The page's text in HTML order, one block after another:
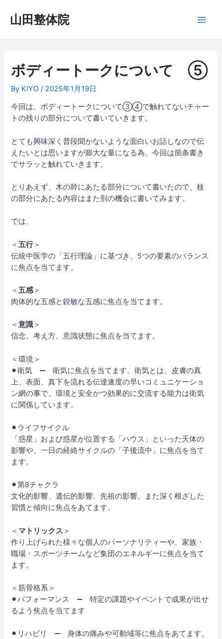
山田整体院
ボディートークについて ⑤
By KIYO/ 2025年1月19日
今回は、ボディートークについて③④で触れてないチャー
トの残りの部分について書いていきます。
とても興味深く普段聞かないような面白いお話しなので伝
えたいとは思いますが膨大な量になる為、今回は箇条書き
でサラッと触れていきます。
とりあえず、木の幹にあたる部分について書いたので、枝
の部分にあたる内容はまた別の機会に書いてみます。
では、
＜五行＞
伝統中医学の「五行理論」に基づき、5つの要素のバランス
に焦点を当てます。
＜五感＞
肉体的な五感と鋭敏な五感に焦点を当てます。
＜意識＞
信念、考え方、意識状態に焦点を当てます。
＜環境＞
⚫︎衛気 ➖ 衛気に焦点を当てます。衛気とは、皮膚の真
上、表面、真下を流れる伝達速度の早いコミュニケーショ
ン網の事で、環境と安全かつ効果的に交流する能力は衛気
に関係しています。
⚫︎ライフサイクル
「惑星」および惑星が位置する「ハウス」といった天体の
影響や、一日の経絡サイクルの「子後流中」に焦点を当て
ます。
⚫︎第8チャクラ
文化的影響、遺伝的影響、先祖の影響、また深く根ざした
習慣と傾向に焦点をあてます。
＜ マトリックス ＞
作り上げられた様々な個人のパーソナリティーや、家族・
職場・スポーツチームなど集団のエネルギーに焦点を当て
ます。
＜筋骨格系＞
⚫︎パフォーマンス ➖ 特定の課題やイベントで成果が出せ
るよう焦点を当てます
⚫︎リハビリ ➖ 身体の痛みや可動域等に焦点をあてます。